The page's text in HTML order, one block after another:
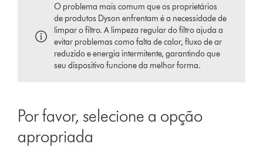
O problema mais comum que os proprietários
de produtos Dyson enfrentam é a necessidade de
limpar o filtro. A limpeza regular do filtro ajuda a
evitar problemas como falta de calor, fluxo de ar
reduzido e energia intermitente, garantindo que
seu dispositivo funcione da melhor forma.
Por favor, selecione a opção
apropriada